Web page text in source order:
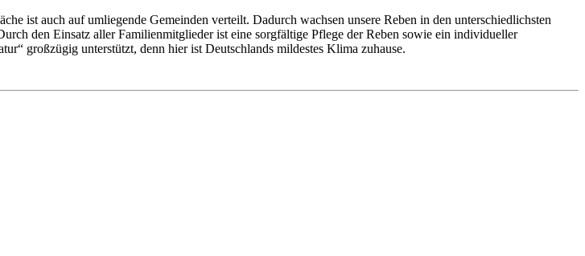
ist auch auf umliegende Gemeinden verteilt. Dadurch wachsen unsere Reben in den unterschiedlichsten
den Einsatz aller Familienmitglieder ist eine sorgfältige Pflege der Reben sowie ein individueller
großzügig unterstützt, denn hier ist Deutschlands mildestes Klima zuhause.